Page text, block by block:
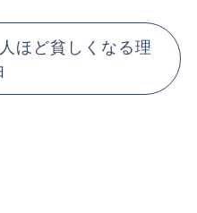
ほど貧しくなる理